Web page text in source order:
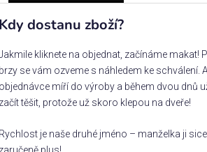
Kdy dostanu zboží?
kliknete na objednat, začínáme makat!
brzy se vám ozveme s náhledem ke schválení.
objednávce míří do výroby a během dvou dnů
začít těšit, protože už skoro klepou na dveře!
Rychlost je naše druhé jméno – manželka ji